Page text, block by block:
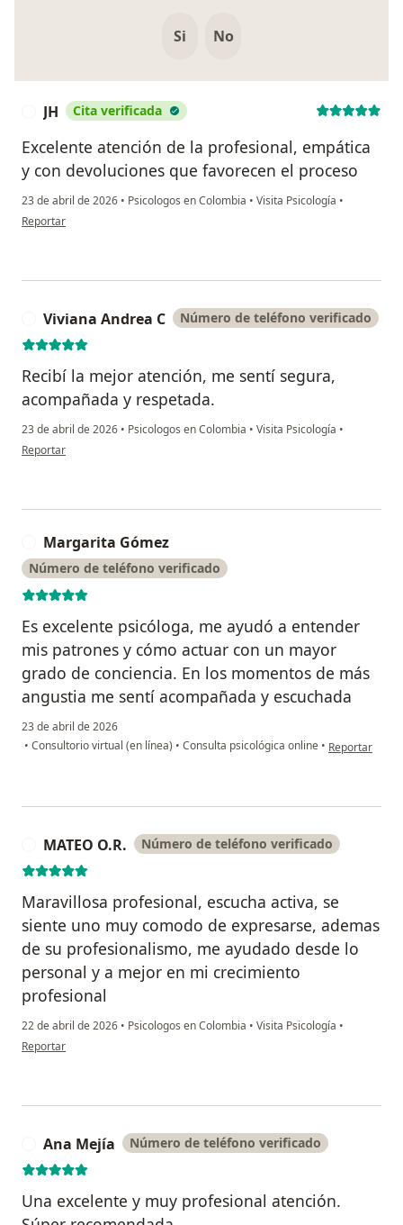
Si No
JH Cita verificada
Excelente atención de la profesional, empática
y con devoluciones que favorecen el proceso
23 de abril de 2026 • Psicologos en Colombia • Visita Psicología •
en opinión del usuario JH
Reportar
Viviana Andrea C Número de teléfono verificado
Recibí la mejor atención, me sentí segura,
acompañada y respetada.
23 de abril de 2026 • Psicologos en Colombia • Visita Psicología •
en opinión del usuario Viviana Andrea C
Reportar
Margarita Gómez
Número de teléfono verificado
Es excelente psicóloga, me ayudó a entender
mis patrones y cómo actuar con un mayor
grado de conciencia. En los momentos de más
angustia me sentí acompañada y escuchada
23 de abril de 2026
• Consultorio virtual (en línea) • Consulta psicológica online • en opinión
Reportar
MATEO O.R. Número de teléfono verificado
Maravillosa profesional, escucha activa, se
siente uno muy comodo de expresarse, ademas
de su profesionalismo, me ayudado desde lo
personal y a mejor en mi crecimiento
profesional
22 de abril de 2026 • Psicologos en Colombia • Visita Psicología •
en opinión del usuario MATEO O.R.
Reportar
Ana Mejía Número de teléfono verificado
Una excelente y muy profesional atención.